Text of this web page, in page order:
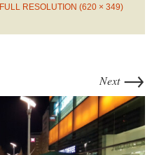
FULL RESOLUTION (620 × 349)
Next →